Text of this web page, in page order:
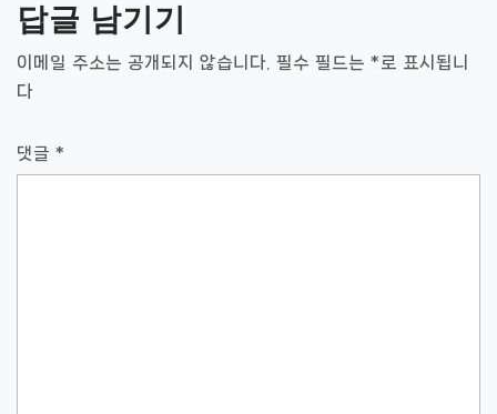
게
이
션
답글 남기기
이메일 주소는 공개되지 않습니다. 필수 필드는 * 로 표시됩니
다
댓글 *